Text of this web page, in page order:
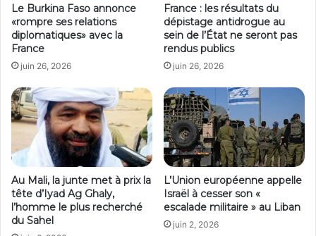
Le Burkina Faso annonce
«rompre ses relations
diplomatiques» avec la
France
juin 26, 2026
France : les résultats du
dépistage antidrogue au
sein de l’État ne seront pas
rendus publics
juin 26, 2026
Au Mali, la junte met à prix la
tête d’Iyad Ag Ghaly,
l’homme le plus recherché
du Sahel
L’Union européenne appelle
Israël à cesser son «
escalade militaire » au Liban
juin 2, 2026